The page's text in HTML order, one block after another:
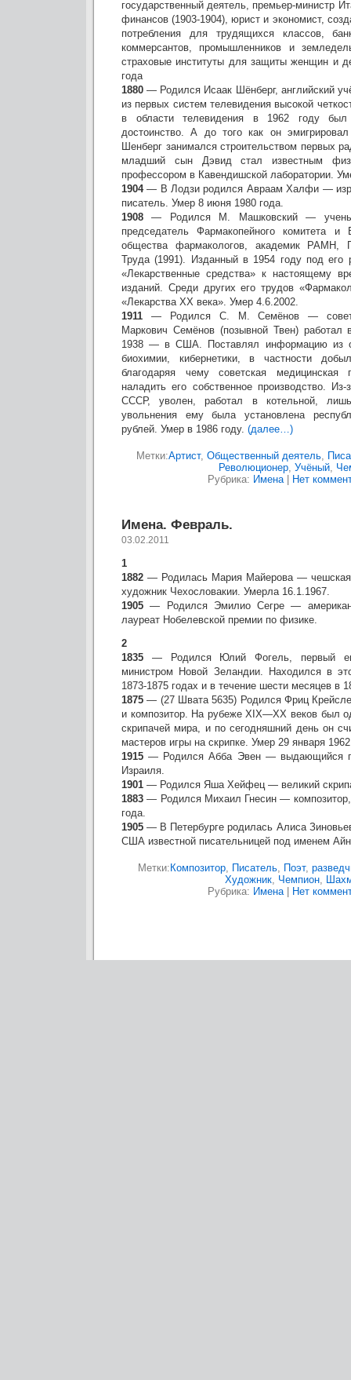
государственный деятель, премьер-министр
финансов (1903-1904), юрист и экономист,
потребления для трудящихся классов,
коммерсантов, промышленников и
страховые институты для защиты женщин и
года
1880— Родился Исаак Шёнберг, английский
из первых систем телевидения высокой
в области телевидения в 1962 году был
достоинство. А до того как он
Шенберг занимался строительством первых
младший сын Дэвид стал известным
профессором в Кавендишской лаборатории.
1904— В Лодзи родился Авраам Халфи —
писатель. Умер 8 июня 1980 года.
1908— Родился М. Машковский —
председатель Фармакопейного комитета и
общества фармакологов, академик РАМН,
Труда (1991). Изданный в 1954 году под его
«Лекарственные средства» к настоящему
изданий. Среди других его трудов
«Лекарства XX века». Умер 4.6.2002.
1911 — Родился С. М. Семёнов —
Маркович Семёнов (позывной Твен) работал
1938 — в США. Поставлял информацию из
биохимии, кибернетики, в частности
благодаряя чему советская медицинская
наладить его собственное производство.
СССР, уволен, работал в котельной,
увольнения ему была установлена
рублей. Умер в 1986 году. (далее…)
Метки:Артист, Общественный деятель,
Революционер, Учёный,
Рубрика: Имена| Нет
Имена. Февраль.
03.02.2011
1
1882 — Родилась Мария Майерова — чешская
художник Чехословакии. Умерла 16.1.1967.
1905 — Родился Эмилио Сегре —
лауреат Нобелевской премии по физике.
2
1835 — Родился Юлий Фогель, первый
министром Новой Зеландии. Находился в
1873-1875 годах и в течение шести месяцев в
1875 — (27 Швата 5635) Родился Фриц
и композитор. На рубеже XIX—XX веков был
скрипачей мира, и по сегодняшний день он
мастеров игры на скрипке. Умер 29 января
1915— Родился Абба Эвен — выдающийся
Израиля.
1901 — Родился Яша Хейфец — великий
1883 — Родился Михаил Гнесин — композитор,
года.
1905 — В Петербурге родилась Алиса
США известной писательницей под именем
Метки: Композитор, Писатель, Поэт,
Художник, Чемпион,
Рубрика: Имена| Нет